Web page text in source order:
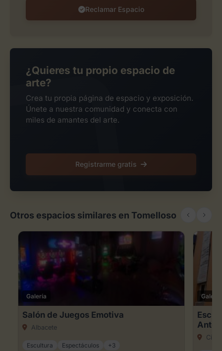
Reclamar Espacio
¿Quieres tu propio espacio de
arte?
Crea tu propia página de espacio y exposición.
Únete a nuestra comunidad y conecta con
miles de amantes del arte.
Registrarme gratis
Otros espacios similares en Tomelloso
Galería
Salón de Juegos Emotiva
Albacete
Escultura Espectáculos +3
Galería